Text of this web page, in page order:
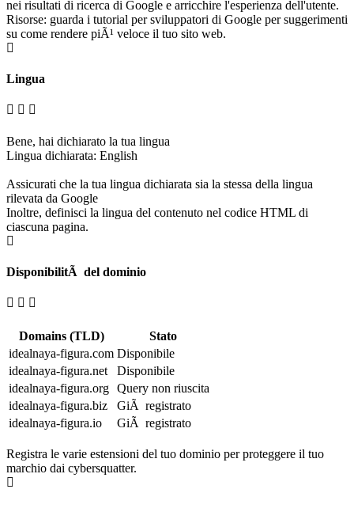
nei risultati di ricerca di Google e arricchire l'esperienza dell'utente.
Risorse: guarda i tutorial per sviluppatori di Google per suggerimenti
su come rendere piÃ¹ veloce il tuo sito web.
Lingua
Bene, hai dichiarato la tua lingua
Lingua dichiarata: English
Assicurati che la tua lingua dichiarata sia la stessa della lingua
rilevata da Google
Inoltre, definisci la lingua del contenuto nel codice HTML di
ciascuna pagina.
DisponibilitÃ del dominio
Domains (TLD)
Stato
idealnaya-figura.com Disponibile
idealnaya-figura.net
Disponibile
idealnaya-figura.org Query non riuscita
idealnaya-figura.biz
GiÃ registrato
idealnaya-figura.io
GiÃ registrato
Registra le varie estensioni del tuo dominio per proteggere il tuo
marchio dai cybersquatter.